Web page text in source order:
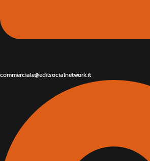
commerciale@edilsocialnetwork.it